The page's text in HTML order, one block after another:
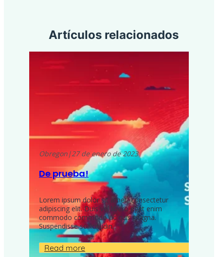
Artículos relacionados
Obregon|27 de enero de 2023
De prueba!
Lorem ipsum dolor sit amet, consectetur
adipiscing elit. Duis vel libero eget enim
commodo commodo ac quis magna.
Suspendisse sollicitudin…
Read more